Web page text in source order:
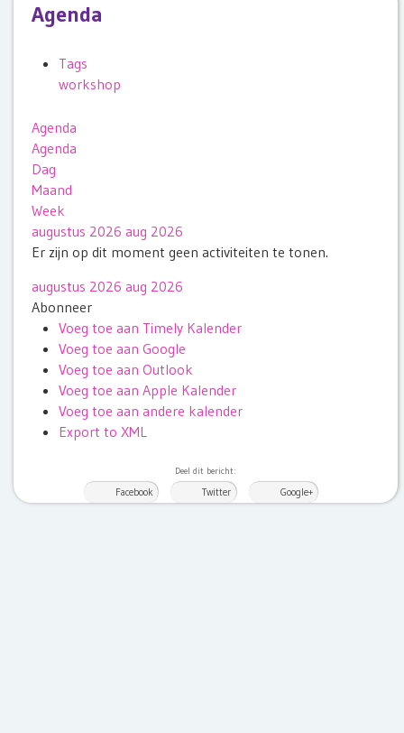
Agenda
Tags
workshop
Agenda
Agenda
Dag
Maand
Week
augustus 2026 aug 2026
Er zijn op dit moment geen activiteiten te tonen.
augustus 2026 aug 2026
Abonneer
Voeg toe aan Timely Kalender
Voeg toe aan Google
Voeg toe aan Outlook
Voeg toe aan Apple Kalender
Voeg toe aan andere kalender
Export to XML
Deel dit bericht:
Facebook Twitter Google+